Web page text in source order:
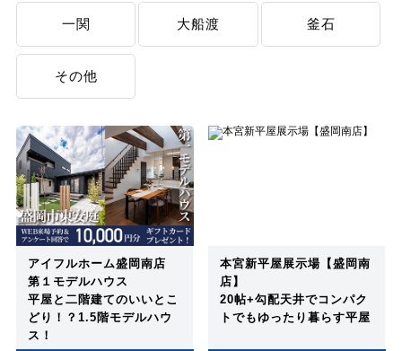
一関 大船渡 釜石
その他
アイフルホーム盛岡南店
第１モデルハウス
平屋と二階建てのいいとこ
どり！？1.5階モデルハウ
ス！
本宮新平屋展示場【盛岡南
店】
20帖+勾配天井でコンパク
トでもゆったり暮らす平屋